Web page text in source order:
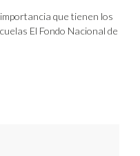
que tienen los
El Fondo Nacional de